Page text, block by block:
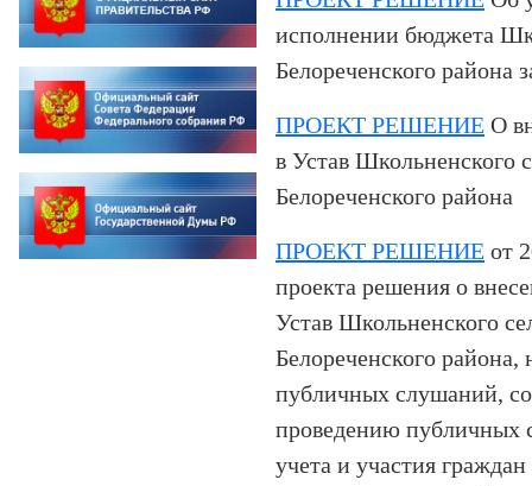
исполнении бюджета
Белореченского района
ПРОЕКТ РЕШЕНИЕ О
в Устав Школьненского
Белореченского района
ПРОЕКТ РЕШЕНИЕ от
проекта решения о
Устав Школьненского
Белореченского района,
публичных слушаний,
проведению публичных
учета и участия